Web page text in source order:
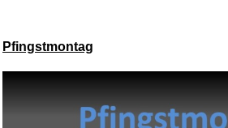
Sommer 202...
Pfingstmontag